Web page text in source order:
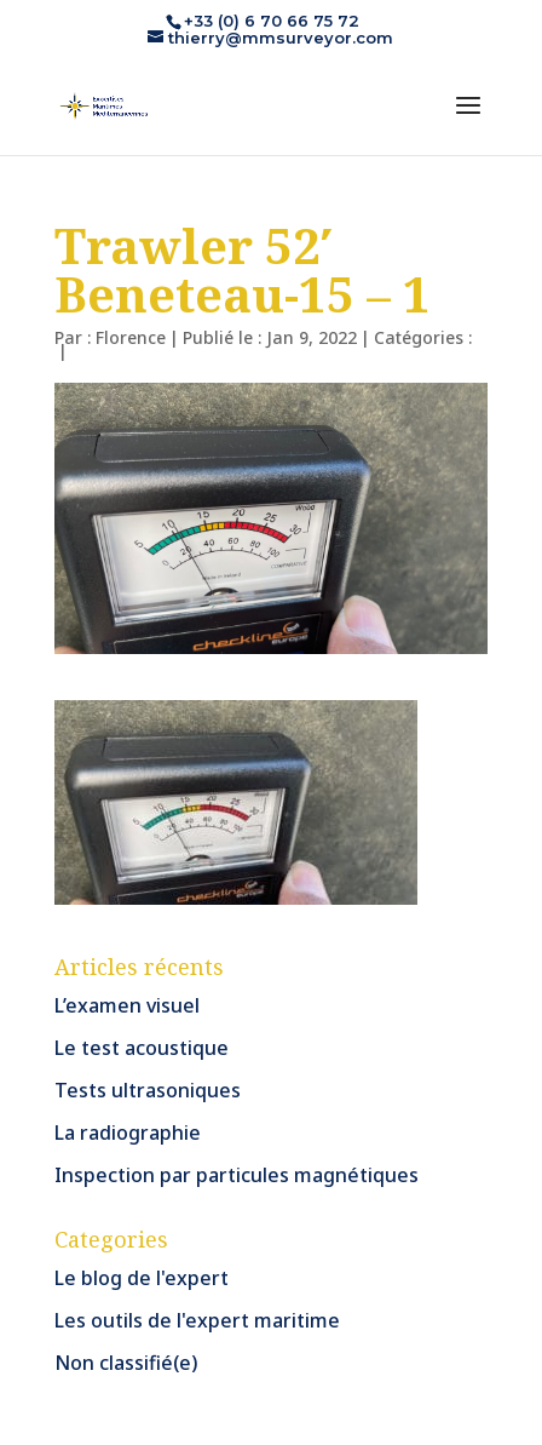
+33 (0) 6 70 66 75 72
thierry@mmsurveyor.com
Trawler 52′
Beneteau-15 – 1
Par : Florence | Publié le : Jan 9, 2022 | Catégories :
|
Articles récents
L’examen visuel
Le test acoustique
Tests ultrasoniques
La radiographie
Inspection par particules magnétiques
Categories
Le blog de l'expert
Les outils de l'expert maritime
Non classifié(e)